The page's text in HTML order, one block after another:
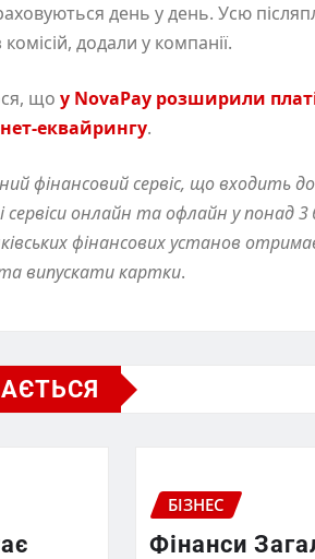
день у день. Усю
додали у компанії.
що у NovaPay розширили
еквайрингу.
фінансовий сервіс, що входить до
сервіси онлайн та офлайн у понад
фінансових установ
випускати картки.
БІЗНЕС
Фінанси